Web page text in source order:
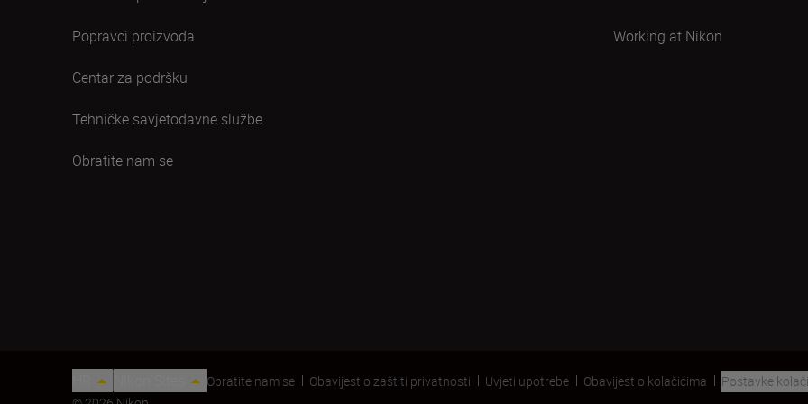
Popravci proizvoda
Centar za podršku
Tehničke savjetodavne službe
Obratite nam se
Working at Nikon
Obratite nam se Obavijest o zaštiti privatnosti Uvjeti upotrebe Obavijest o kolačićima
Postavke